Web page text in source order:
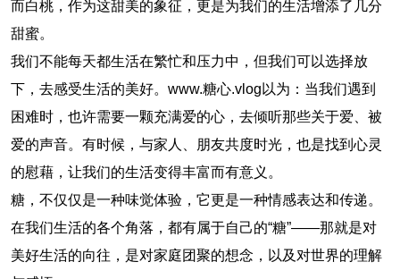
而白桃，作为这甜美的象征，更是为我们的生活增添了几分
甜蜜。
我们不能每天都生活在繁忙和压力中，但我们可以选择放
下，去感受生活的美好。www.糖心.vlog以为：当我们遇到
困难时，也许需要一颗充满爱的心，去倾听那些关于爱、被
爱的声音。有时候，与家人、朋友共度时光，也是找到心灵
的慰藉，让我们的生活变得丰富而有意义。
糖，不仅仅是一种味觉体验，它更是一种情感表达和传递。
在我们生活的各个角落，都有属于自己的“糖”——那就是对
美好生活的向往，是对家庭团聚的想念，以及对世界的理解